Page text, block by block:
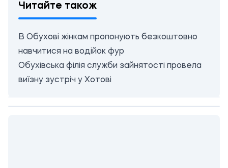
Читайте також
В Обухові жінкам пропонують безкоштовно
навчитися на водійок фур
Обухівська філія служби зайнятості провела
виїзну зустріч у Хотові